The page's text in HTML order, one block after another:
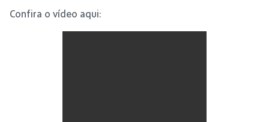
Confira o vídeo aqui: